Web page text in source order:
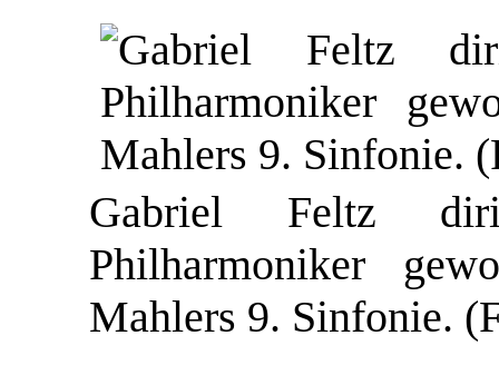
Gabriel Feltz
Philharmoniker
Mahlers 9. Sinfonie.